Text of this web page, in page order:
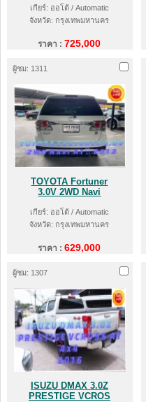
เกียร์: ออโต้ / Automatic
จังหวัด: กรุงเทพมหานคร
ราคา :725,000
ผู้ชม: 1311
TOYOTA​ Fortuner
3.0V 2WD Navi
เกียร์: ออโต้ / Automatic
จังหวัด: กรุงเทพมหานคร
ราคา :629,000
ผู้ชม: 1307
ISUZU DMAX 3.0Z
PRESTIGE VCROS